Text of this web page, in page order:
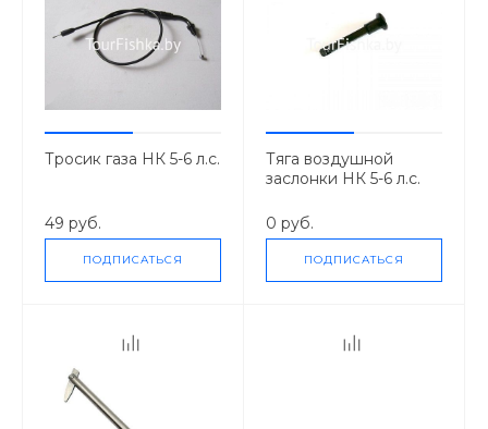
Тросик газа НК 5-6 л.с.
49 руб.
ПОДПИСАТЬСЯ
Тяга воздушной
заслонки НК 5-6 л.с.
0 руб.
ПОДПИСАТЬСЯ